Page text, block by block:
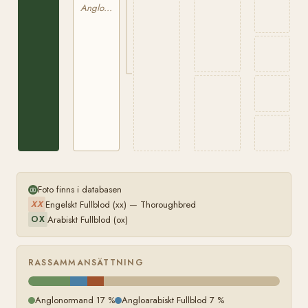
Anglonormand
Foto finns i databasen
XX Engelskt Fullblod (xx) — Thoroughbred
OX Arabiskt Fullblod (ox)
RASSAMMANSÄTTNING
Anglonormand 17 % Angloarabiskt Fullblod 7 %